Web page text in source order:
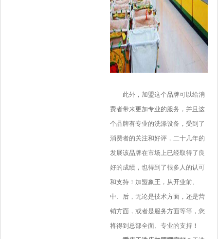
此外，加盟这个品牌可以给消
费者带来更加专业的服务，并且这
个品牌有专业的洗涤设备，受到了
消费者的关注和好评，二十几年的
发展该品牌在市场上已经取得了良
好的成绩，也得到了很多人的认可
和支持！加盟象王，从开业前、
中、后，无论是技术方面，还是营
销方面，或者是服务方面等等，您
将得到总部全面、专业的支持！